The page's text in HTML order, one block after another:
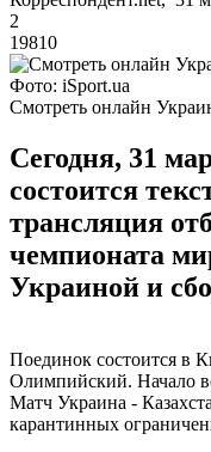
2
19810
Фото: iSport.ua
Смотреть онлайн
Сегодня, 31
состоится
трансляция
чемпионата
Украиной и
Поединок состоится в
Олимпийский. Начало
Матч Украина -
карантинных